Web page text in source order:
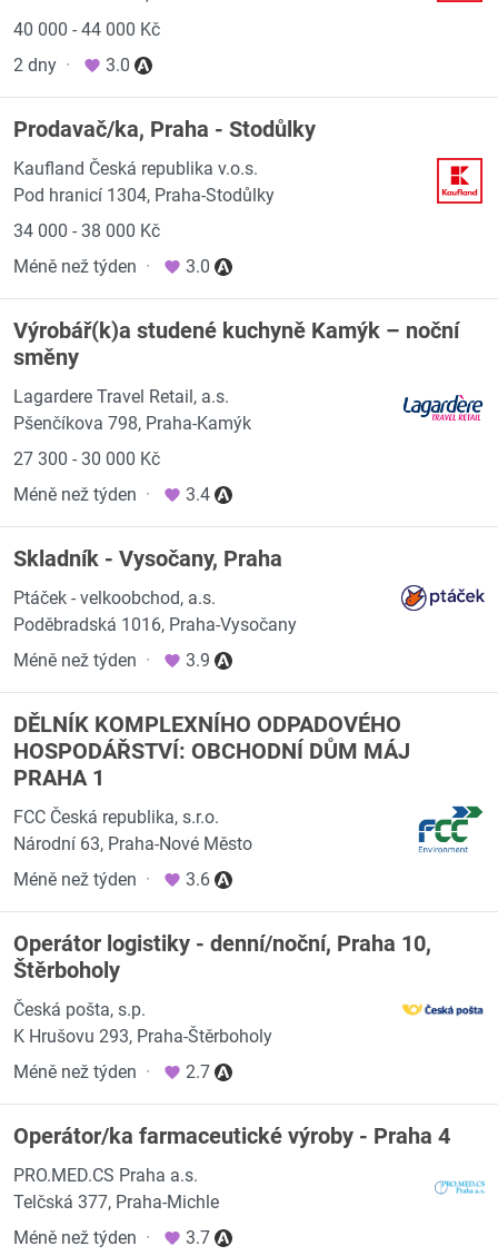
40 000 - 44 000 Kč
2 dny · 3.0
Prodavač/ka, Praha - Stodůlky
Kaufland Česká republika v.o.s.
Pod hranicí 1304, Praha-Stodůlky
34 000 - 38 000 Kč
Méně než týden · 3.0
Výrobář(k)a studené kuchyně Kamýk – noční
směny
Lagardere Travel Retail, a.s.
Pšenčíkova 798, Praha-Kamýk
27 300 - 30 000 Kč
Méně než týden · 3.4
Skladník - Vysočany, Praha
Ptáček - velkoobchod, a.s.
Poděbradská 1016, Praha-Vysočany
Méně než týden · 3.9
DĚLNÍK KOMPLEXNÍHO ODPADOVÉHO
HOSPODÁŘSTVÍ: OBCHODNÍ DŮM MÁJ
PRAHA 1
FCC Česká republika, s.r.o.
Národní 63, Praha-Nové Město
Méně než týden · 3.6
Operátor logistiky - denní/noční, Praha 10,
Štěrboholy
Česká pošta, s.p.
K Hrušovu 293, Praha-Štěrboholy
Méně než týden · 2.7
Operátor/ka farmaceutické výroby - Praha 4
PRO.MED.CS Praha a.s.
Telčská 377, Praha-Michle
Méně než týden · 3.7